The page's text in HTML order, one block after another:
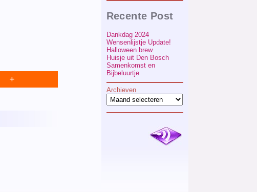
Recente Post
Dankdag 2024
Wensenlijstje Update!
Halloween brew
Huisje uit Den Bosch
Samenkomst en
Bijbeluurtje
Archieven